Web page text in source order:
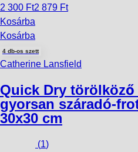
2 300 Ft2 879 Ft
Kosárba
Kosárba
4 db-os szett
Catherine Lansfield
Quick Dry törölköző
gyorsan száradó-
30x30 cm
(1)